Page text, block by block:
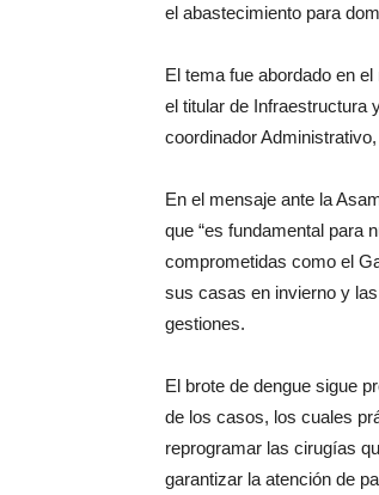
el abastecimiento para
El tema fue abordado en
el titular de Infraestructura
coordinador Administrativo,
En el mensaje ante la
que “es fundamental para
comprometidas como el
sus casas en invierno y
gestiones.
El brote de dengue sigue
de los casos, los cuales
reprogramar las cirugías
garantizar la atención de